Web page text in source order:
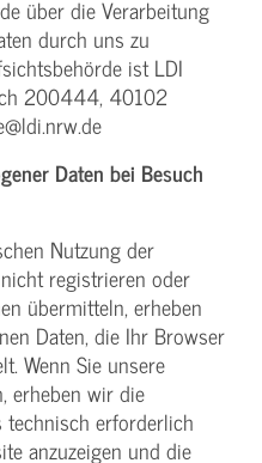
über die Verarbeitung
durch uns zu
ist LDI
200444, 40102
Daten bei Besuch
Nutzung der
registrieren oder
übermitteln, erheben
Daten, die Ihr Browser
Wenn Sie unsere
erheben wir die
erforderlich
anzuzeigen und die